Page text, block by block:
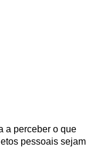
a perceber o que
pessoais sejam